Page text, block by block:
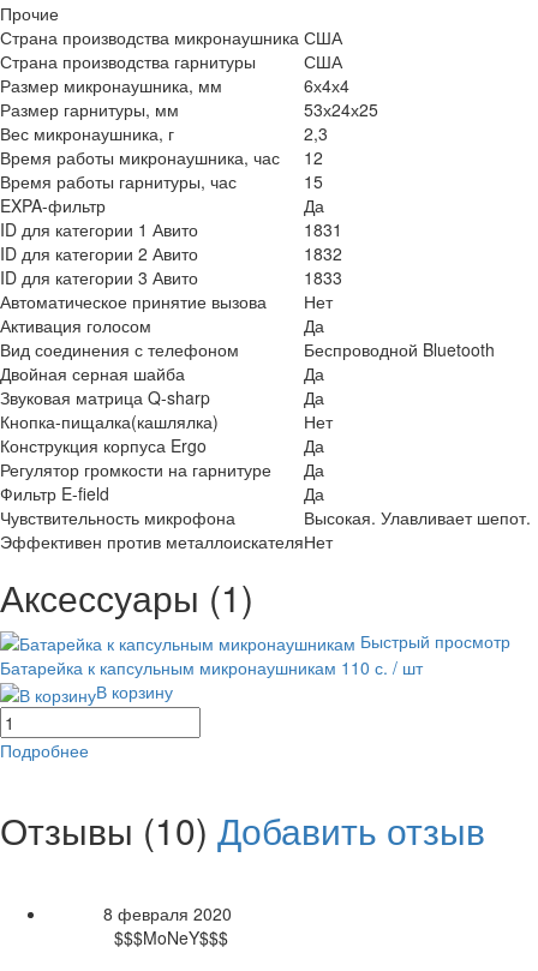
Прочие
Страна производства микронаушника США
Страна производства гарнитуры
США
Размер микронаушника, мм
6х4х4
Размер гарнитуры, мм
53х24х25
Вес микронаушника, г
2,3
Время работы микронаушника, час
12
Время работы гарнитуры, час
15
EXPA-фильтр
Да
ID для категории 1 Авито
1831
ID для категории 2 Авито
1832
ID для категории 3 Авито
1833
Автоматическое принятие вызова
Нет
Активация голосом
Да
Вид соединения с телефоном
Беспроводной Bluetooth
Двойная серная шайба
Да
Звуковая матрица Q-sharp
Да
Кнопка-пищалка(кашлялка)
Нет
Конструкция корпуса Ergo
Да
Регулятор громкости на гарнитуре
Да
Фильтр E-field
Да
Чувствительность микрофона
Высокая. Улавливает шепот.
Эффективен против металлоискателяНет
Аксессуары (1)
Быстрый просмотр
Батарейка к капсульным микронаушникам 110 с. / шт
В корзину
Подробнее
Отзывы (10) Добавить отзыв
8 февраля 2020
$$$MoNeY$$$